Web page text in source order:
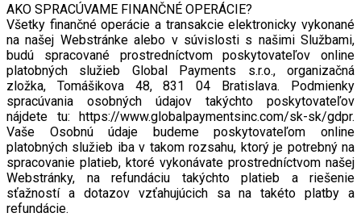
AKO SPRACÚVAME FINANČNÉ OPERÁCIE?
Všetky finančné operácie a transakcie elektronicky vykonané
na našej Webstránke alebo v súvislosti s našimi Službami,
budú spracované prostredníctvom poskytovateľov online
platobných služieb Global Payments s.r.o., organizačná
zložka, Tomášikova 48, 831 04 Bratislava. Podmienky
spracúvania osobných údajov takýchto poskytovateľov
nájdete tu: https://www.globalpaymentsinc.com/sk-sk/gdpr.
Vaše Osobnú údaje budeme poskytovateľom online
platobných služieb iba v takom rozsahu, ktorý je potrebný na
spracovanie platieb, ktoré vykonávate prostredníctvom našej
Webstránky, na refundáciu takýchto platieb a riešenie
sťažností a dotazov vzťahujúcich sa na takéto platby a
refundácie.